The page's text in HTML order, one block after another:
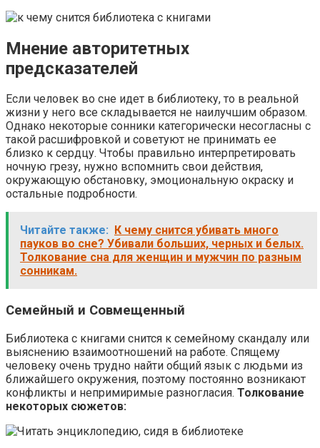
Мнение авторитетных
предсказателей
Если человек во сне идет в библиотеку, то в реальной
жизни у него все складывается не наилучшим образом.
Однако некоторые сонники категорически несогласны с
такой расшифровкой и советуют не принимать ее
близко к сердцу. Чтобы правильно интерпретировать
ночную грезу, нужно вспомнить свои действия,
окружающую обстановку, эмоциональную окраску и
остальные подробности.
Читайте также:
К чему снится убивать много
пауков во сне? Убивали больших, черных и белых.
Толкование сна для женщин и мужчин по разным
сонникам.
Семейный и Совмещенный
Библиотека с книгами снится к семейному скандалу или
выяснению взаимоотношений на работе. Спящему
человеку очень трудно найти общий язык с людьми из
ближайшего окружения, поэтому постоянно возникают
конфликты и непримиримые разногласия. Толкование
некоторых сюжетов: